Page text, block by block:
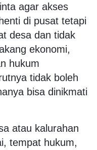
agar akses
di pusat tetapi
desa dan tidak
ekonomi,
hukum
tidak boleh
bisa dinikmati
atau kalurahan
tempat hukum,